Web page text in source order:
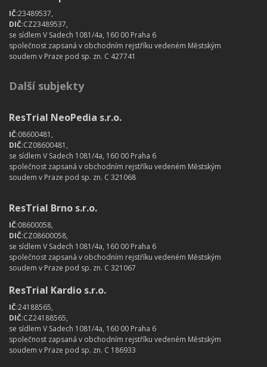
IČ:23489537,
DIČ:CZ23489537,
se sídlem V Sadech 1081/4a, 160 00 Praha 6
společnost zapsaná v obchodním rejstříku vedeném Městským
soudem v Praze pod sp. zn. C 427741
Další subjekty
ResTrial NeoPedia s.r.o.
IČ:08600481,
DIČ:CZ08600481,
se sídlem V Sadech 1081/4a, 160 00 Praha 6
společnost zapsaná v obchodním rejstříku vedeném Městským
soudem v Praze pod sp. zn. C 321068
ResTrial Brno s.r.o.
IČ:08600058,
DIČ:CZ08600058,
se sídlem V Sadech 1081/4a, 160 00 Praha 6
společnost zapsaná v obchodním rejstříku vedeném Městským
soudem v Praze pod sp. zn. C 321067
ResTrial Kardio s.r.o.
IČ:24188565,
DIČ:CZ24188565,
se sídlem V Sadech 1081/4a, 160 00 Praha 6
společnost zapsaná v obchodním rejstříku vedeném Městským
soudem v Praze pod sp. zn. C 186933